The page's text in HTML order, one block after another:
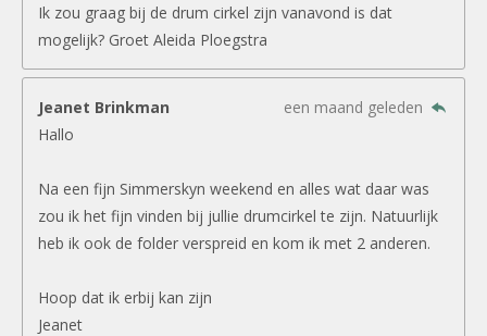
Ik zou graag bij de drum cirkel zijn vanavond is dat
mogelijk? Groet Aleida Ploegstra
Jeanet Brinkman
een maand geleden
Hallo
Na een fijn Simmerskyn weekend en alles wat daar was
zou ik het fijn vinden bij jullie drumcirkel te zijn. Natuurlijk
heb ik ook de folder verspreid en kom ik met 2 anderen.
Hoop dat ik erbij kan zijn
Jeanet